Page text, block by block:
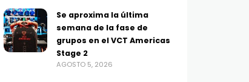
Se aproxima la última
semana de la fase de
grupos en el VCT Americas
Stage 2
AGOSTO 5, 2026